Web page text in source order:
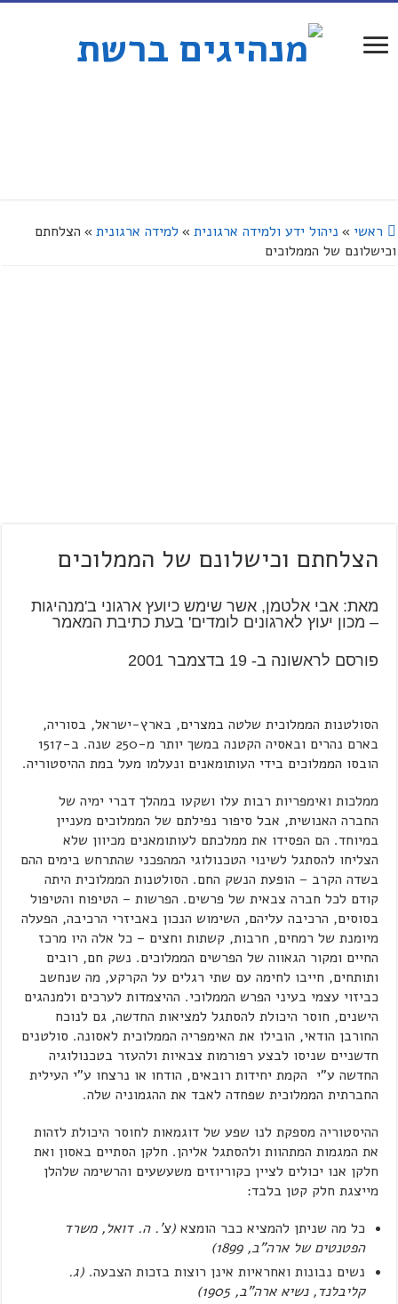
ראשי » ניהול ידע ולמידה ארגונית » למידה ארגונית » הצלחתם
וכישלונם של הממלוכים
הצלחתם וכישלונם של הממלוכים
מאת: אבי אלטמן, אשר שימש כיועץ ארגוני ב'מנהיגות
– מכון יעוץ לארגונים לומדים' בעת כתיבת המאמר
פורסם לראשונה ב- 19 בדצמבר 2001
הסולטנות הממלוכית שלטה במצרים, בארץ-ישראל, בסוריה,
בארם נהרים ובאסיה הקטנה במשך יותר מ-250 שנה. ב-1517
הובסו הממלוכים בידי העותומאנים ונעלמו מעל במת ההיסטוריה.
ממלכות ואימפריות רבות עלו ושקעו במהלך דברי ימיה של
החברה האנושית, אבל סיפור נפילתם של הממלוכים מעניין
במיוחד. הם הפסידו את ממלכתם לעותומאנים מכיוון שלא
הצליחו להסתגל לשינוי הטכנולוגי המהפכני שהתרחש בימים ההם
בשדה הקרב – הופעת הנשק החם. הסולטנות הממלוכית היתה
קודם לכל חברה צבאית של פרשים. הפרשות – הטיפוח והטיפול
בסוסים, הרכיבה עליהם, השימוש הנכון באביזרי הרכיבה, הפעלה
מיומנת של רמחים, חרבות, קשתות וחצים – כל אלה היו מרכז
החיים ומקור הגאווה של הפרשים הממלוכים. נשק חם, רובים
ותותחים, חייבו לחימה עם שתי רגלים על הקרקע, מה שנחשב
כביזוי עצמי בעיני הפרש הממלוכי. ההיצמדות לערכים ולמנהגים
הישנים, חוסר היכולת להסתגל למציאות החדשה, גם לנוכח
החורבן הודאי, הובילו את האימפריה הממלוכית לאסונה. סולטנים
חדשניים שניסו לבצע רפורמות צבאיות ולהעזר בטכנולוגיה
החדשה ע"י הקמת יחידות רובאים, הודחו או נרצחו ע"י העילית
החברתית הממלוכית שפחדה לאבד את ההגמוניה שלה.
ההיסטוריה מספקת לנו שפע של דוגמאות לחוסר היכולת לזהות
את המגמות המתהוות ולהסתגל אליהן. חלקן הסתיים באסון ואת
חלקן אנו יכולים לציין כקוריוזים משעשעים והרשימה שלהלן
מייצגת חלק קטן בלבד:
כל מה שניתן להמציא כבר הומצא(צ'. ה. דואל, משרד
הפטנטים של ארה"ב, 1899)
נשים נבונות ואחראיות אינן רוצות בזכות הצבעה.(ג.
קליבלנד, נשיא ארה"ב, 1905)